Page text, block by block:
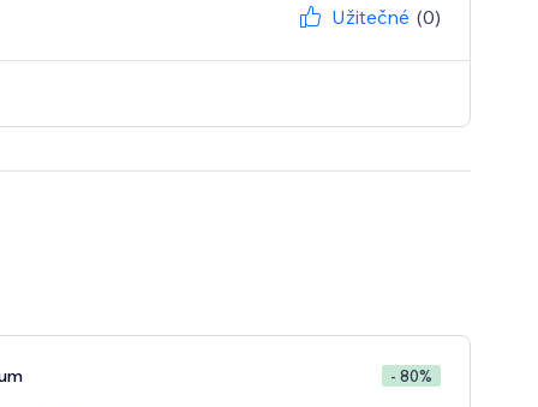
Užitečné (0)
- 80%